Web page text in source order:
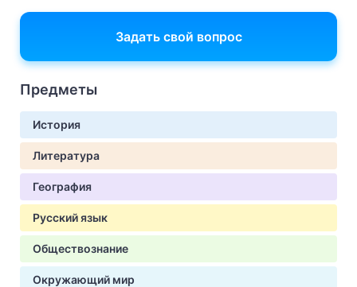
Задать свой вопрос
Предметы
История
Литература
География
Русский язык
Обществознание
Окружающий мир